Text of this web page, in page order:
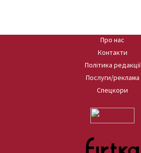
Про нас
Контакти
Політика редакції
Послуги/реклама
Спецкори